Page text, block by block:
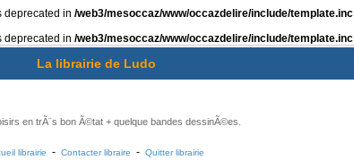
deprecated in /web3/mesoccaz/www/occazdelire/include/template.inc
deprecated in /web3/mesoccaz/www/occazdelire/include/template.inc
La librairie de Ludo
en trÃ¨s bon Ã©tat + quelque bandes dessinÃ©es.
librairie - Contacter libraire - Quitter librairie